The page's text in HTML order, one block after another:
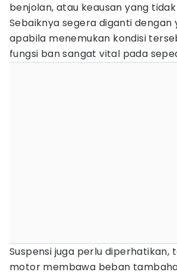
benjolan, atau keausan yang
Sebaiknya segera diganti dengan
apabila menemukan kondisi
fungsi ban sangat vital pada
Suspensi juga perlu diperhatikan,
motor membawa beban